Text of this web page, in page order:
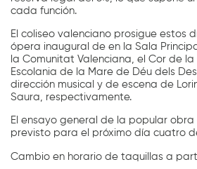
cada función.
El coliseo valenciano prosigue estos
ópera inaugural de en la Sala
la Comunitat Valenciana, el Cor de
Escolania de la Mare de Déu dels
dirección musical y de escena de
Saura, respectivamente.
El ensayo general de la popular
previsto para el próximo día cuatro
Cambio en horario de taquillas a